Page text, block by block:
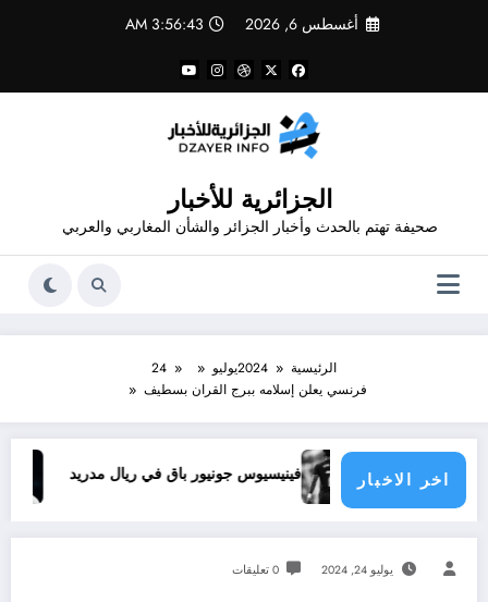
أغسطس 6, 2026 3:56:43 AM
الجزائرية للأخبار
صحيفة تهتم بالحدث وأخبار الجزائر والشأن المغاربي والعربي
الرئيسية 2024يوليو
24
فرنسي يعلن إسلامه ببرج القران بسطيف
اخر الاخباريحدث فينيسيوس جونيور باق في ريال مدريد
يوليو 24, 2024 0 تعليقات